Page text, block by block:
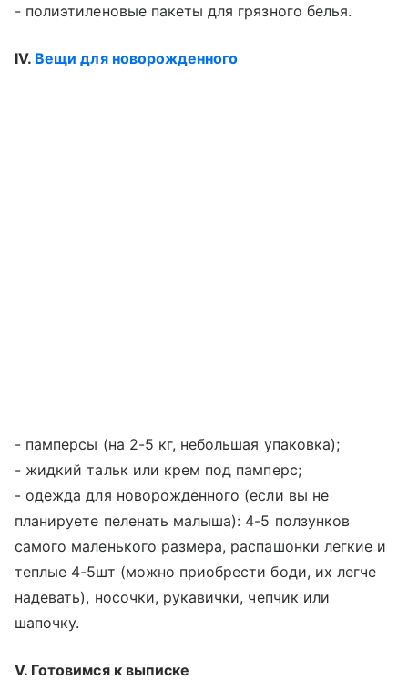
- полиэтиленовые пакеты для грязного белья.
IV. Вещи для новорожденного
- памперсы (на 2-5 кг, небольшая упаковка);
- жидкий тальк или крем под памперс;
- одежда для новорожденного (если вы не
планируете пеленать малыша): 4-5 ползунков
самого маленького размера, распашонки легкие и
теплые 4-5шт (можно приобрести боди, их легче
надевать), носочки, рукавички, чепчик или
шапочку.
V. Готовимся к выписке